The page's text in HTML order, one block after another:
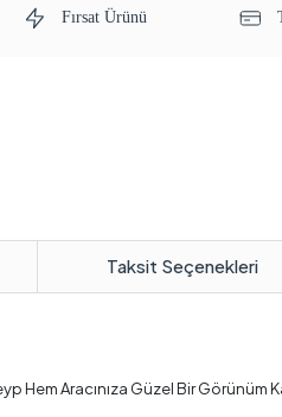
Fırsat Ürünü
Taksit Seçenekleri
Hem Aracınıza Güzel Bir